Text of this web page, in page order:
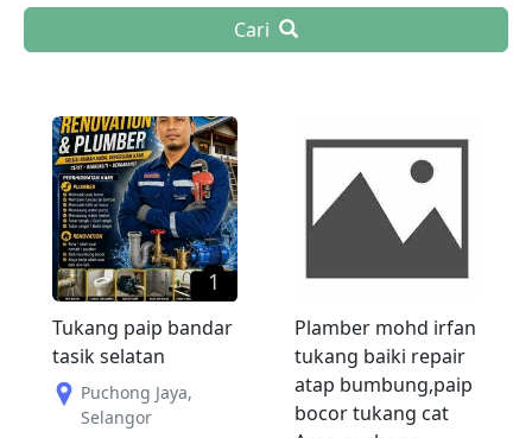
Cari
1
Tukang paip bandar
tasik selatan
Puchong Jaya,
Selangor
Plamber mohd irfan
tukang baiki repair
atap bumbung,paip
bocor tukang cat